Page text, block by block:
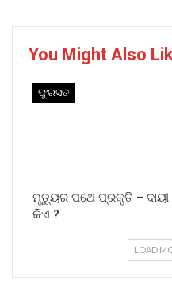
You Might Also
ଫୁରସତ
ମୃତ୍ୟୁର ପଥେ ପ୍ରକୃତି – ଦାୟୀ
କିଏ ?
LOAD